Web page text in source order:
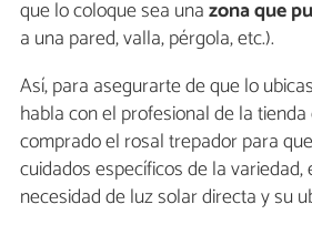
que lo coloque sea unazona que
a una pared, valla, pérgola, etc.).
Así, para asegurarte de que lo
habla con el profesional de la
comprado el rosal trepador para
cuidados específicos de la
necesidad de luz solar directa y su